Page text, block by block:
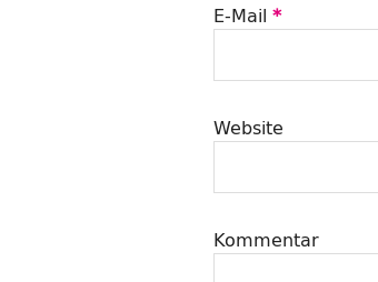
E-Mail *
Website
Kommentar